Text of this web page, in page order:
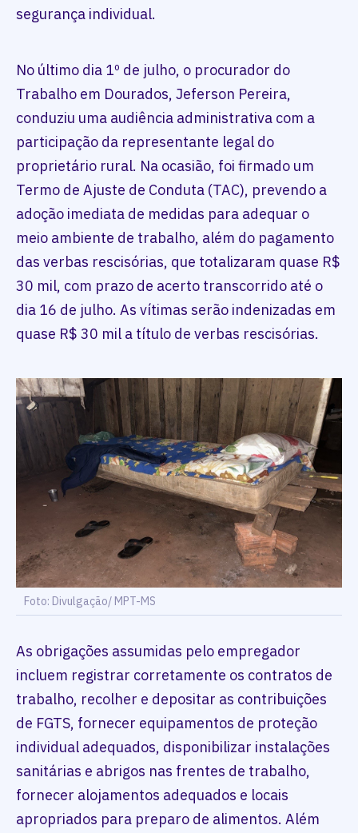
segurança individual.
No último dia 1º de julho, o procurador do
Trabalho em Dourados, Jeferson Pereira,
conduziu uma audiência administrativa com a
participação da representante legal do
proprietário rural. Na ocasião, foi firmado um
Termo de Ajuste de Conduta (TAC), prevendo a
adoção imediata de medidas para adequar o
meio ambiente de trabalho, além do pagamento
das verbas rescisórias, que totalizaram quase R$
30 mil, com prazo de acerto transcorrido até o
dia 16 de julho. As vítimas serão indenizadas em
quase R$ 30 mil a título de verbas rescisórias.
Foto: Divulgação/ MPT-MS
As obrigações assumidas pelo empregador
incluem registrar corretamente os contratos de
trabalho, recolher e depositar as contribuições
de FGTS, fornecer equipamentos de proteção
individual adequados, disponibilizar instalações
sanitárias e abrigos nas frentes de trabalho,
fornecer alojamentos adequados e locais
apropriados para preparo de alimentos. Além